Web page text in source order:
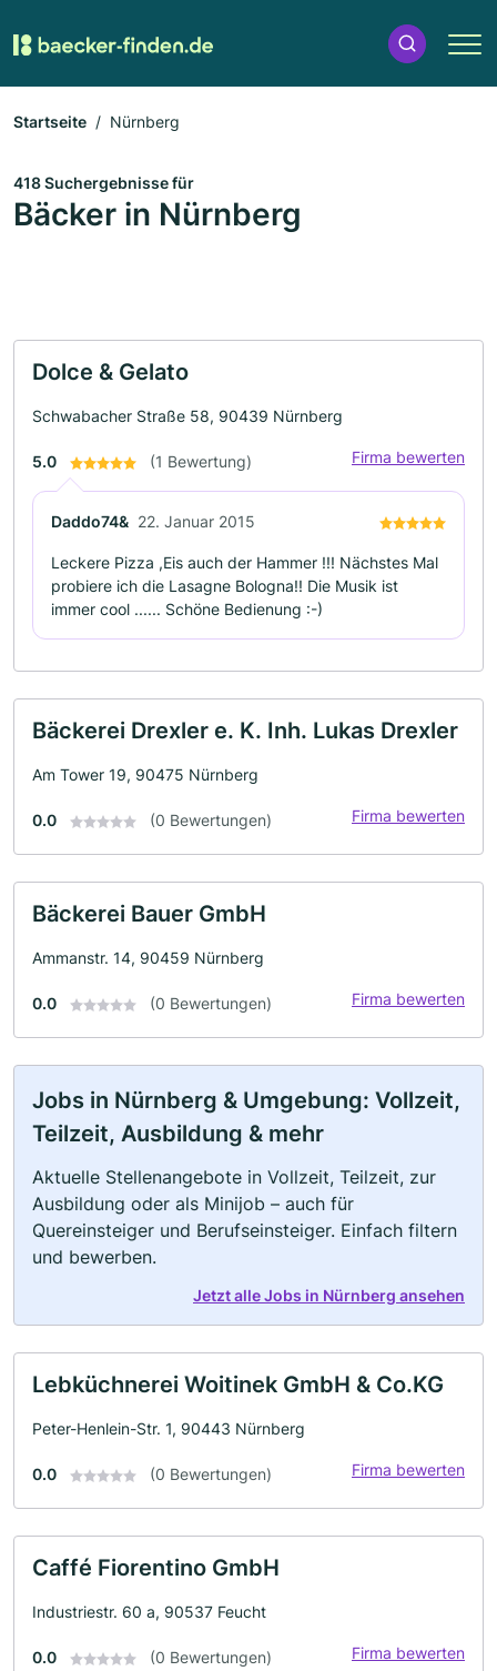
Startseite Nürnberg
418 Suchergebnisse für
Bäcker in Nürnberg
Dolce & Gelato
Schwabacher Straße 58, 90439 Nürnberg
5.0 (1 Bewertung) Firma bewerten
Daddo74& 22. Januar 2015
Leckere Pizza ,Eis auch der Hammer !!! Nächstes Mal
probiere ich die Lasagne Bologna!! Die Musik ist
immer cool ...... Schöne Bedienung :-)
Bäckerei Drexler e. K. Inh. Lukas Drexler
Am Tower 19, 90475 Nürnberg
0.0 (0 Bewertungen) Firma bewerten
Bäckerei Bauer GmbH
Ammanstr. 14, 90459 Nürnberg
0.0 (0 Bewertungen) Firma bewerten
Jobs in Nürnberg & Umgebung: Vollzeit,
Teilzeit, Ausbildung & mehr
Aktuelle Stellenangebote in Vollzeit, Teilzeit, zur
Ausbildung oder als Minijob – auch für
Quereinsteiger und Berufseinsteiger. Einfach filtern
und bewerben.
Jetzt alle Jobs in Nürnberg ansehen
Lebküchnerei Woitinek GmbH & Co.KG
Peter-Henlein-Str. 1, 90443 Nürnberg
0.0 (0 Bewertungen) Firma bewerten
Caffé Fiorentino GmbH
Industriestr. 60 a, 90537 Feucht
0.0 (0 Bewertungen) Firma bewerten